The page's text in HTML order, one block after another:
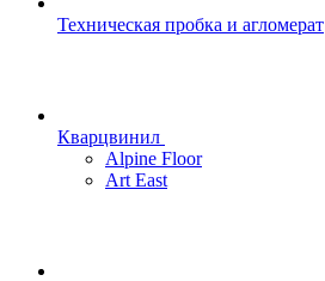
Техническая пробка и агломерат
Кварцвинил
Alpine Floor
Art East